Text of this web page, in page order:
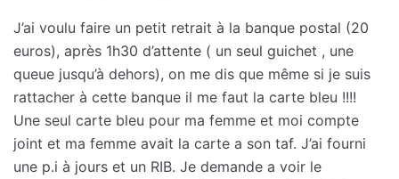
J’ai voulu faire un petit retrait à la banque postal (20
euros), après 1h30 d’attente ( un seul guichet , une
queue jusqu’à dehors), on me dis que même si je suis
rattacher à cette banque il me faut la carte bleu !!!!
Une seul carte bleu pour ma femme et moi compte
joint et ma femme avait la carte a son taf. J’ai fourni
une p.i à jours et un RIB. Je demande a voir le